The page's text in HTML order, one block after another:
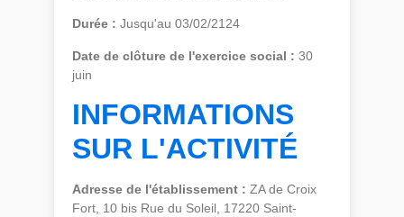
Durée : Jusqu'au 03/02/2124
Date de clôture de l'exercice social : 30
juin
INFORMATIONS
SUR L'ACTIVITÉ
Adresse de l'établissement : ZA de Croix
Fort, 10 bis Rue du Soleil, 17220 Saint-